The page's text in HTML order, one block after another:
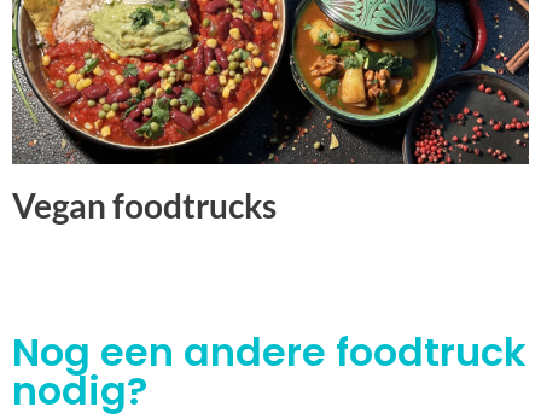
Vegan foodtrucks
Nog een andere foodtruck
nodig?